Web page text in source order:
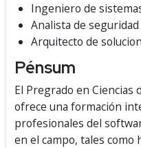
Ingeniero de
Analista de
Arquitecto de
Pénsum
El Pregrado en Ciencias
ofrece una formación
profesionales del
en el campo, tales